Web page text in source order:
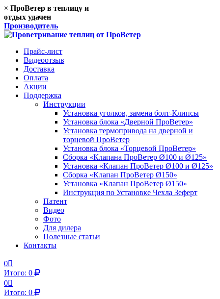
× ПроВетер в теплицу и
отдых удачен
Производитель
Прайс-лист
Видеоотзыв
Доставка
Оплата
Акции
Поддержка
Инструкции
Установка уголков, замена болт-Клипсы
Установка блока «Дверной ПроВетер»
Установка термопривода на дверной и
торцевой ПроВетер
Установка блока «Торцевой ПроВетер»
Сборка «Клапана ПроВетер Ø100 и Ø125»
Установка «Клапан ПроВетер Ø100 и Ø125»
Сборка «Клапан ПроВетер Ø150»
Установка «Клапан ПроВетер Ø150»
Инструкция по Установке Чехла Зеферт
Патент
Видео
Фото
Для дилера
Полезные статьи
Контакты
0
Итого: 0
0
Итого: 0